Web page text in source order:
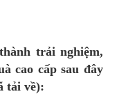
trải nghiệm,
cao cấp sau đây
tải về):